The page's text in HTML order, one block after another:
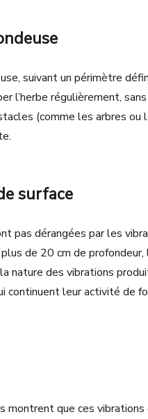
suivant un périmètre
l’herbe régulièrement,
(comme les arbres ou
surface
pas dérangées par les
de 20 cm de profondeur,
nature des vibrations
continuent leur activité de
montrent que ces